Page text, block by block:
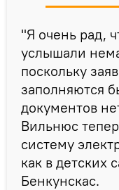
"Я очень рад,
услышали
поскольку
заполняются
документов
Вильнюс
систему
как в детских
Бенкунскас.